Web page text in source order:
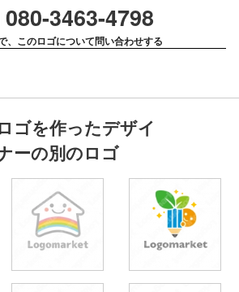
3463-4798
、このロゴについて問い合わせする
ゴを作ったデザイ
ーの別のロゴ